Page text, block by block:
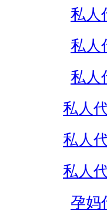
私人
私人
私人
私人
私人
私人
孕妈